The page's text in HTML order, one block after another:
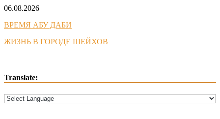
Skip
content
06.08.2026
ВРЕМЯ АБУ ДАБИ
ЖИЗНЬ В ГОРОДЕ ШЕЙХОВ
Translate: